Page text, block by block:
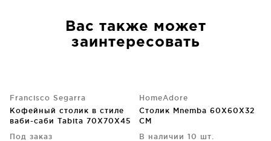
Вас также может
заинтересовать
Francisco Segarra
Кофейный столик в стиле
ваби-саби Tabita 70X70X45
Под заказ
HomeAdore
Столик Mnemba 60X60X32
CM
В наличии 10 шт.